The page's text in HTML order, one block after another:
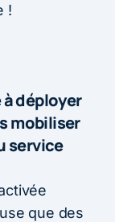
!
déployer
mobiliser
service
que des